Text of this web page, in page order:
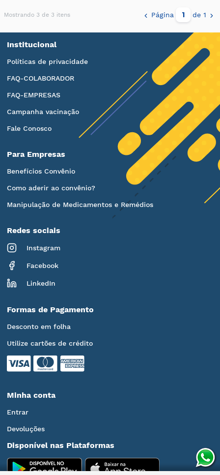
Mostrando 3 de 3 itens Página de 1
Institucional
Políticas de privacidade
FAQ-COLABORADOR
FAQ-EMPRESAS
Campanha vacinação
Fale Conosco
Para Empresas
Benefícios Convênio
Como aderir ao convênio?
Manipulação de Medicamentos e Remédios
Redes sociais
Instagram
Facebook
LinkedIn
Formas de Pagamento
Desconto em folha
Utilize cartões de crédito
Minha conta
Entrar
Devoluções
Disponível nas Plataformas